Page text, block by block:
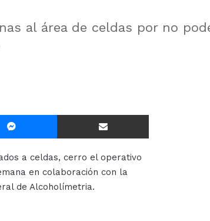
al área de celdas por no
Messenger Compartir Via E-mail
a celdas, cerro el operativo
en colaboración con la
de Alcoholímetria.